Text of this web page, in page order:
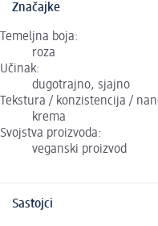
Značajke
Temeljna boja:
roza
Učinak:
dugotrajno, sjajno
Tekstura / konzistencija /
krema
Svojstva proizvoda:
veganski proizvod
Sastojci